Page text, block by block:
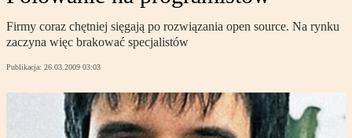
Firmy coraz chętniej sięgają po rozwiązania open source. Na rynku
zaczyna więc brakować specjalistów
Publikacja: 26.03.2009 03:03